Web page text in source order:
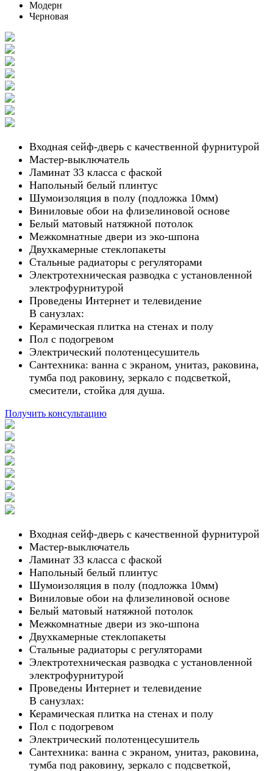
Модерн
Черновая
Входная сейф-дверь с качественной фурнитурой
Мастер-выключатель
Ламинат 33 класса с фаской
Напольный белый плинтус
Шумоизоляция в полу (подложка 10мм)
Виниловые обои на флизелиновой основе
Белый матовый натяжной потолок
Межкомнатные двери из эко-шпона
Двухкамерные стеклопакеты
Стальные радиаторы с регуляторами
Электротехническая разводка с установленной
электрофурнитурой
Проведены Интернет и телевидение
В санузлах:
Керамическая плитка на стенах и полу
Пол с подогревом
Электрический полотенцесушитель
Сантехника: ванна с экраном, унитаз, раковина,
тумба под раковину, зеркало с подсветкой,
смесители, стойка для душа.
Получить консультацию
Входная сейф-дверь с качественной фурнитурой
Мастер-выключатель
Ламинат 33 класса с фаской
Напольный белый плинтус
Шумоизоляция в полу (подложка 10мм)
Виниловые обои на флизелиновой основе
Белый матовый натяжной потолок
Межкомнатные двери из эко-шпона
Двухкамерные стеклопакеты
Стальные радиаторы с регуляторами
Электротехническая разводка с установленной
электрофурнитурой
Проведены Интернет и телевидение
В санузлах:
Керамическая плитка на стенах и полу
Пол с подогревом
Электрический полотенцесушитель
Сантехника: ванна с экраном, унитаз, раковина,
тумба под раковину, зеркало с подсветкой,